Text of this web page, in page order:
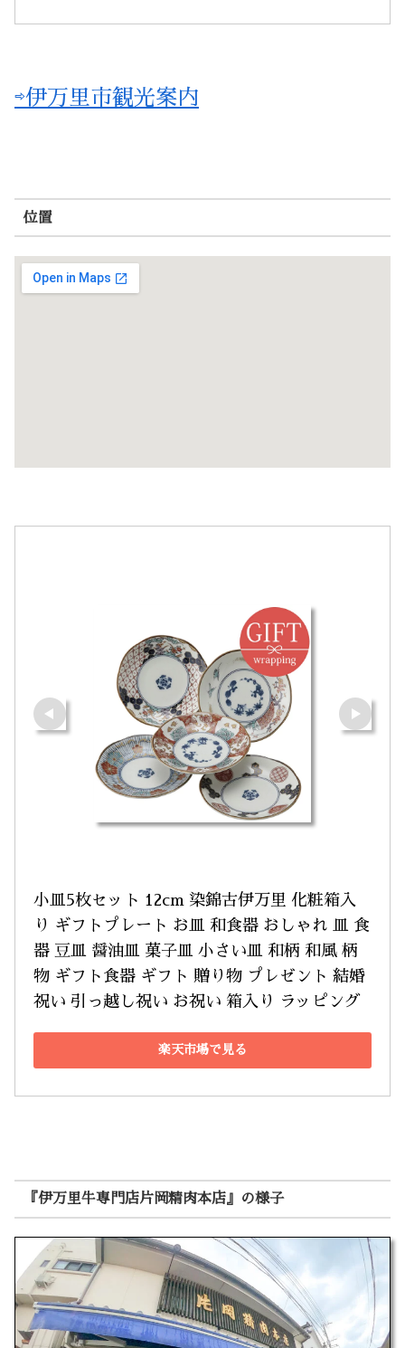
⇨伊万里市観光案内
位置
小皿5枚セット 12cm 染錦古伊万里 化粧箱入
り ギフトプレート お皿 和食器 おしゃれ 皿 食
器 豆皿 醤油皿 菓子皿 小さい皿 和柄 和風 柄
物 ギフト食器 ギフト 贈り物 プレゼント 結婚
祝い 引っ越し祝い お祝い 箱入り ラッピング
楽天市場で見る
『伊万里牛専門店片岡精肉本店』の様子